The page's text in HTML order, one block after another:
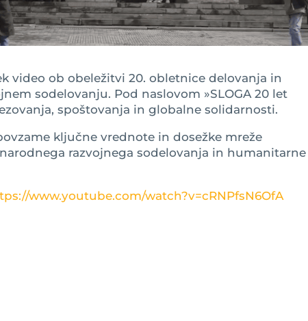
video ob obeležitvi 20. obletnice delovanja in
sodelovanju. Pod naslovom »SLOGA 20 let
spoštovanja in globalne solidarnosti.
ključne vrednote in dosežke mreže
razvojnega sodelovanja in humanitarne
www.youtube.com/watch?v=cRNPfsN6OfA